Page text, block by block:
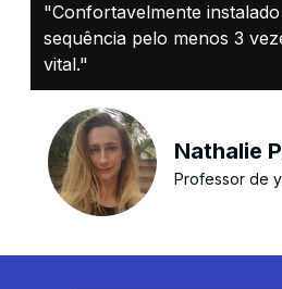
"Confortavelmente
sequência pelo menos 3
vital."
Nathalie
Professor de